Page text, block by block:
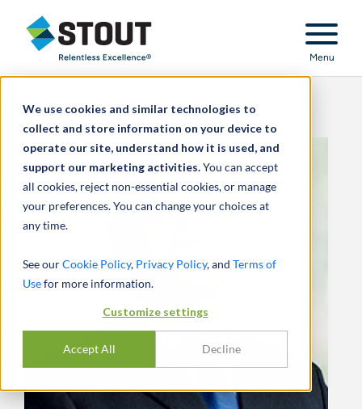
We use cookies and similar technologies to
collect and store information on your device to
operate our site, understand how it is used, and
support our marketing activities.You can accept
all cookies, reject non-essential cookies, or manage
your preferences. You can change your choices at
any time.
See ourCookie Policy, Privacy Policy, and Terms of
Usefor more information.
Customize settings
Accept All Decline
Stout Relentless Excellence
Menu